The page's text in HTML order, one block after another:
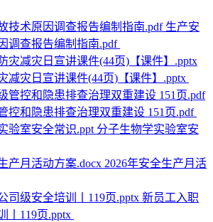
生产安
调查报告编制指南.pdf
减灾日宣讲课件(44页)【课件】.pptx
控和隐患排查治理双重建设 151页.pdf
分子生物学实验室安
2026年安全生产月活
新员工入职
丨119页.pptx